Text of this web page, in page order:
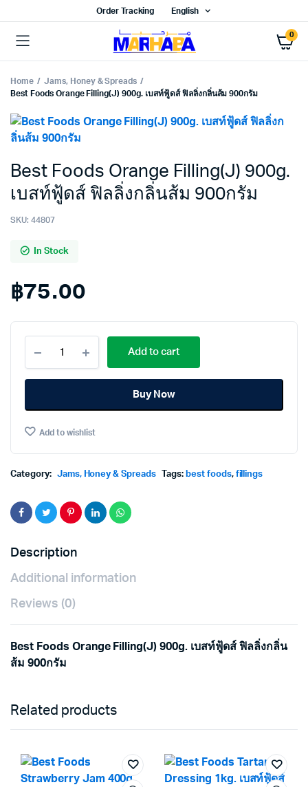
Order Tracking English
0
Home
Jams, Honey & Spreads
Best Foods Orange Filling(J) 900g. เบสท์ฟู้ดส์ ฟิลลิ่งกลิ่นส้ม 900กรัม
Best Foods Orange Filling(J) 900g.
เบสท์ฟู้ดส์ ฟิลลิ่งกลิ่นส้ม 900กรัม
SKU: 44807
In Stock
฿75.00
Foods
Orange
Filling(J)
เบส
ฟู้ดส์
งก
900กรัม
quantity
Add to cart
Buy Now
Add to wishlist
Category: Jams, Honey & Spreads Tags: best foods, fillings
Description
Additional information
Reviews (0)
Best Foods Orange Filling(J) 900g. เบสท์ฟู้ดส์ ฟิลลิ่งกลิ่น
ส้ม 900กรัม
Related products